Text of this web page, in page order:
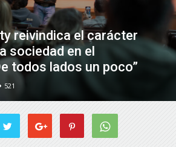
reivindica el carácter
sociedad en el
todos lados un poco”
521